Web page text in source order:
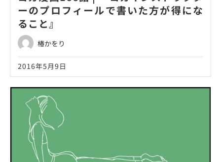
ーのプロフィールで書いた方が得にな
ること』
椿かをり
2016年5月9日